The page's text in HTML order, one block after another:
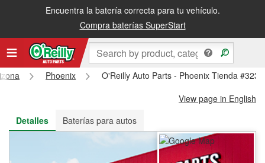
Encuentra la batería correcta para tu vehículo.
Compra baterías SuperStart
Recibe tu orden gratis al día siguiente o recógela en la tienda
Phoenix
O'Reilly Auto Parts - Phoenix Tienda #3235
View page in English
Detalles
Baterías para autos